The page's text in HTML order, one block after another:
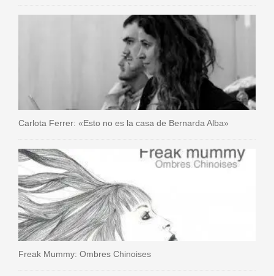
Carlota Ferrer: «Esto no es la casa de Bernarda Alba»
Freak Mummy: Ombres Chinoises